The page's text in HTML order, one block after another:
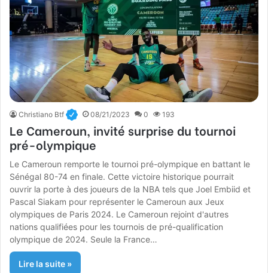
Christiano Btf 08/21/2023 0 193
Le Cameroun, invité surprise du tournoi
pré-olympique
Le Cameroun remporte le tournoi pré-olympique en battant le
Sénégal 80-74 en finale. Cette victoire historique pourrait
ouvrir la porte à des joueurs de la NBA tels que Joel Embiid et
Pascal Siakam pour représenter le Cameroun aux Jeux
olympiques de Paris 2024. Le Cameroun rejoint d'autres
nations qualifiées pour les tournois de pré-qualification
olympique de 2024. Seule la France…
Lire la suite »